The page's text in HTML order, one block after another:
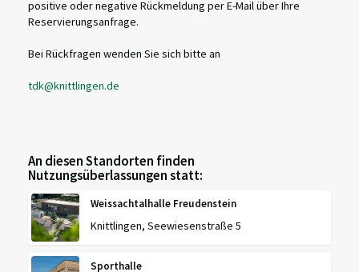
positive oder negative Rückmeldung per E-Mail über Ihre
Reservierungsanfrage.
Bei Rückfragen wenden Sie sich bitte an
tdk@knittlingen.de
An diesen Standorten finden
Nutzungsüberlassungen statt:
Weissachtalhalle Freudenstein
Knittlingen, Seewiesenstraße 5
Sporthalle